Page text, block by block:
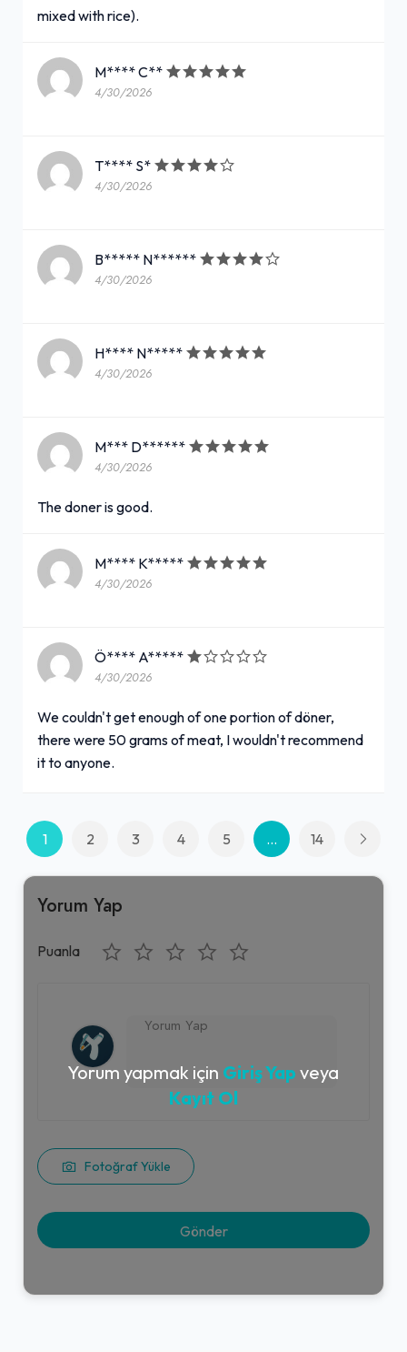
mixed with rice).
M**** C**
4/30/2026
T**** S*
4/30/2026
B***** N******
4/30/2026
H**** N*****
4/30/2026
M*** D******
4/30/2026
The doner is good.
M**** K*****
4/30/2026
Ö**** A*****
4/30/2026
We couldn't get enough of one portion of döner,
there were 50 grams of meat, I wouldn't recommend
it to anyone.
1 2 3 4 5 ... 14
Yorum Yap
Puanla
Fotoğraf Yükle
Yorum yapmak için Giriş Yap veya
Kayıt Ol